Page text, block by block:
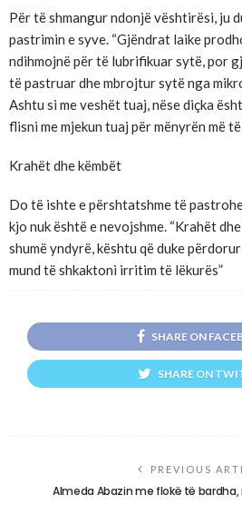
Për të shmangur ndonjë vështirësi, ju
pastrimin e syve. “Gjëndrat laike
ndihmojnë për të lubrifikuar sytë, por
të pastruar dhe mbrojtur sytë nga
Ashtu si me veshët tuaj, nëse diçka
flisni me mjekun tuaj për mënyrën më
Krahët dhe këmbët
Do të ishte e përshtatshme të
kjo nuk është e nevojshme. “Krahët
shumë yndyrë, kështu që duke
mund të shkaktoni irritim të lëkurës”
SHARE ON
SHARE ON
PREVIOUS
Almeda Abazin me flokë të bardha,